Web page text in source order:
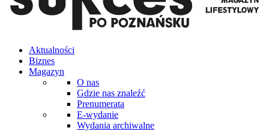
Aktualności
Biznes
Magazyn
O nas
Gdzie nas znaleźć
Prenumerata
E-wydanie
Wydania archiwalne